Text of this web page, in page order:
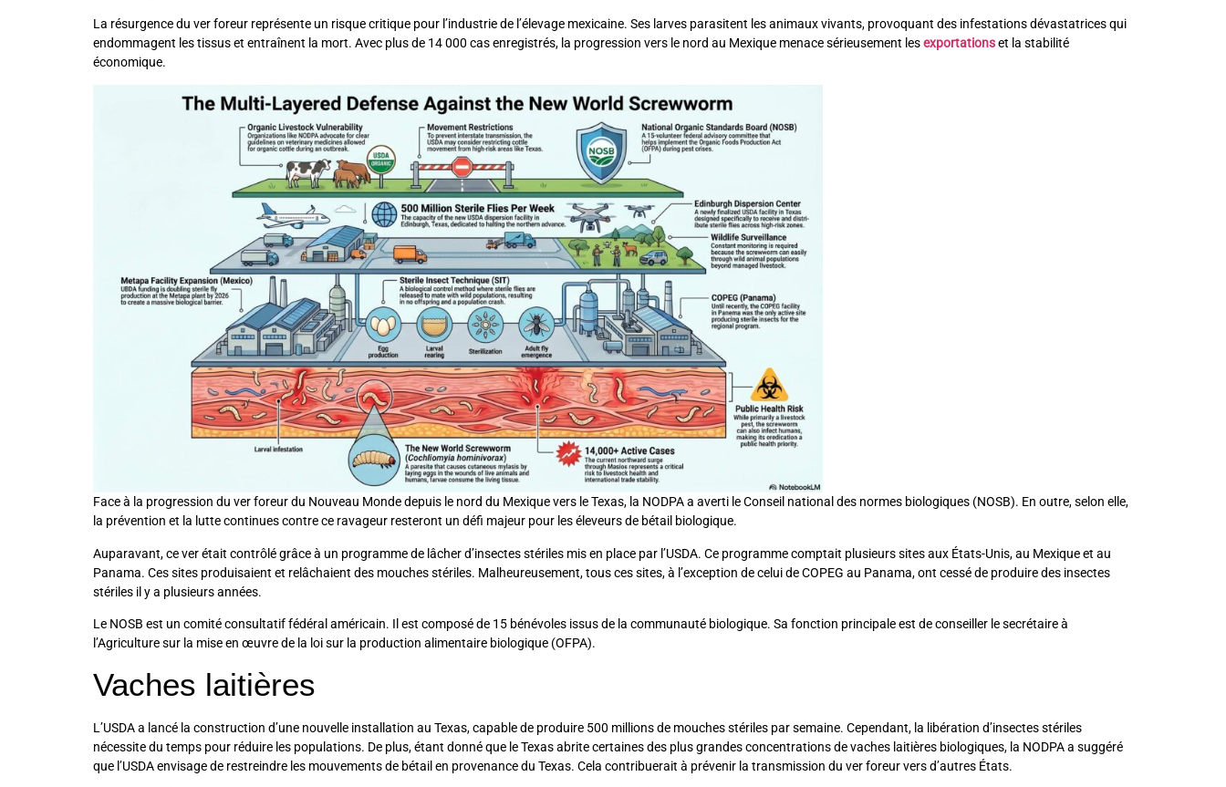
La résurgence du ver foreur représente un risque critique pour l’industrie de l’élevage mexicaine. Ses larves parasitent les animaux vivants, provoquant des infestations dévastatrices qui
endommagent les tissus et entraînent la mort. Avec plus de 14 000 cas enregistrés, la progression vers le nord au Mexique menace sérieusement lesexportationset la stabilité
économique.
Face à la progression du ver foreur du Nouveau Monde depuis le nord du Mexique vers le Texas, la NODPA a averti le Conseil national des normes biologiques (NOSB). En outre, selon elle,
la prévention et la lutte continues contre ce ravageur resteront un défi majeur pour les éleveurs de bétail biologique.
Auparavant, ce ver était contrôlé grâce à un programme de lâcher d’insectes stériles mis en place par l’USDA. Ce programme comptait plusieurs sites aux États-Unis, au Mexique et au
Panama. Ces sites produisaient et relâchaient des mouches stériles. Malheureusement, tous ces sites, à l’exception de celui de COPEG au Panama, ont cessé de produire des insectes
stériles il y a plusieurs années.
Le NOSB est un comité consultatif fédéral américain. Il est composé de 15 bénévoles issus de la communauté biologique. Sa fonction principale est de conseiller le secrétaire à
l’Agriculture sur la mise en œuvre de la loi sur la production alimentaire biologique (OFPA).
Vaches laitières
L’USDA a lancé la construction d’une nouvelle installation au Texas, capable de produire 500 millions de mouches stériles par semaine. Cependant, la libération d’insectes stériles
nécessite du temps pour réduire les populations. De plus, étant donné que le Texas abrite certaines des plus grandes concentrations de vaches laitières biologiques, la NODPA a suggéré
que l’USDA envisage de restreindre les mouvements de bétail en provenance du Texas. Cela contribuerait à prévenir la transmission du ver foreur vers d’autres États.